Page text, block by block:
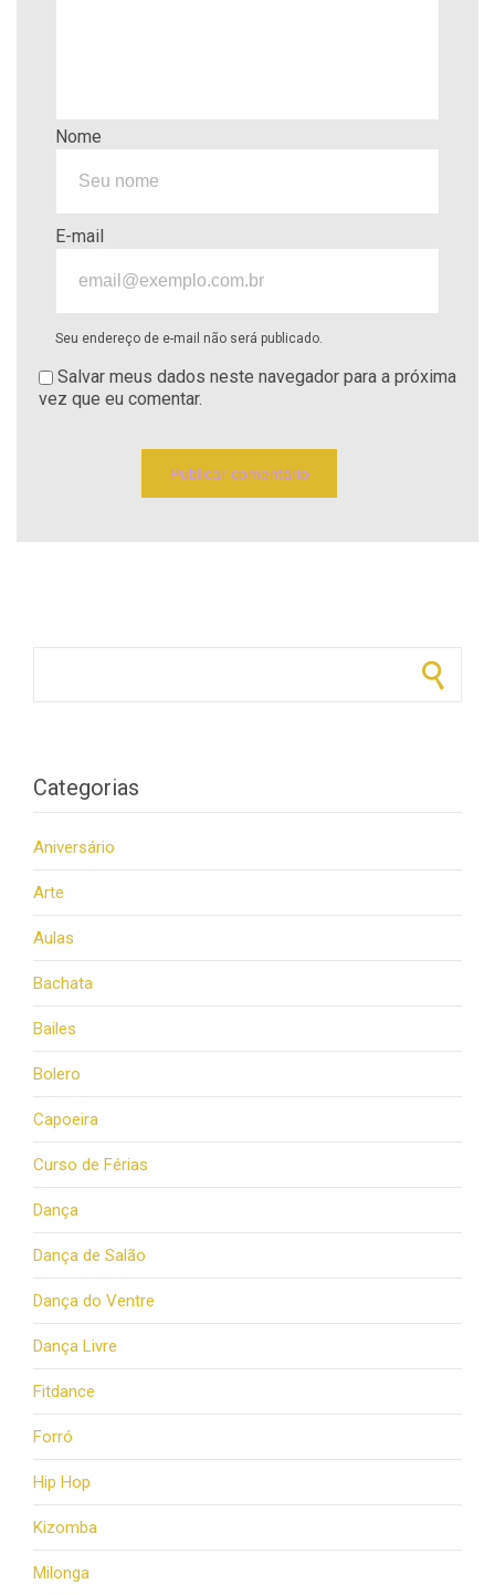
Nome
E-mail
Seu endereço de e-mail não será publicado.
Salvar meus dados neste navegador para a próxima
vez que eu comentar.
Categorias
Aniversário
Arte
Aulas
Bachata
Bailes
Bolero
Capoeira
Curso de Férias
Dança
Dança de Salão
Dança do Ventre
Dança Livre
Fitdance
Forró
Hip Hop
Kizomba
Milonga